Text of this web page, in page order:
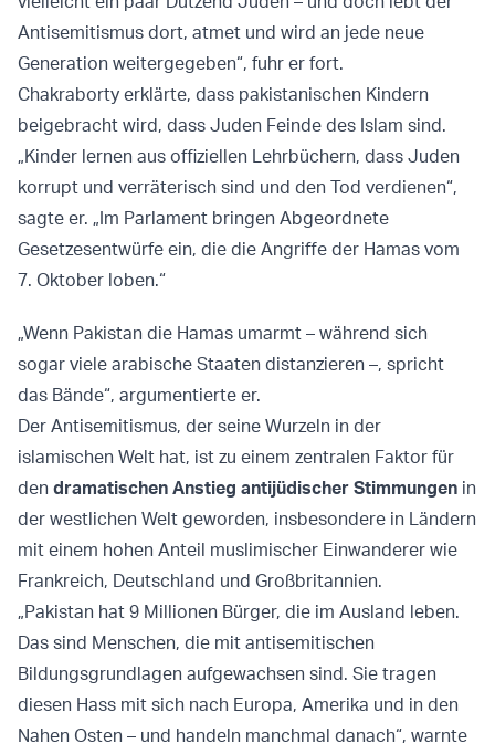
Antisemitismus dort, atmet und wird an jede neue
Generation weitergegeben“, fuhr er fort.
Chakraborty erklärte, dass pakistanischen Kindern
beigebracht wird, dass Juden Feinde des Islam sind.
„Kinder lernen aus offiziellen Lehrbüchern, dass Juden
korrupt und verräterisch sind und den Tod verdienen“,
sagte er. „Im Parlament bringen Abgeordnete
Gesetzesentwürfe ein, die die Angriffe der Hamas vom
7. Oktober loben.“
„Wenn Pakistan die Hamas umarmt – während sich
sogar viele arabische Staaten distanzieren –, spricht
das Bände“, argumentierte er.
Der Antisemitismus, der seine Wurzeln in der
islamischen Welt hat, ist zu einem zentralen Faktor für
den dramatischen Anstieg antijüdischer Stimmungen in
der westlichen Welt geworden, insbesondere in Ländern
mit einem hohen Anteil muslimischer Einwanderer wie
Frankreich, Deutschland und Großbritannien.
„Pakistan hat 9 Millionen Bürger, die im Ausland leben.
Das sind Menschen, die mit antisemitischen
Bildungsgrundlagen aufgewachsen sind. Sie tragen
diesen Hass mit sich nach Europa, Amerika und in den
Nahen Osten – und handeln manchmal danach“, warnte